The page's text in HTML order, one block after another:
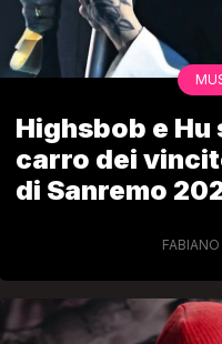
Highsbob e Hu
carro dei
di Sanremo